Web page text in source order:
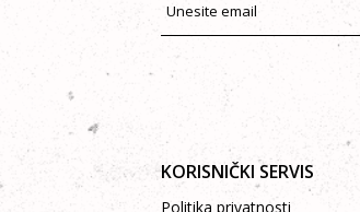
KORISNIČKI SERVIS
Politika privatnosti